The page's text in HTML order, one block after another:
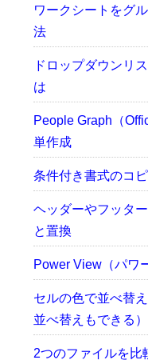
ワークシートをグ
法
ドロップダウンリ
は
People Graph（
単作成
条件付き書式のコ
ヘッダーやフッタ
と置換
Power View（パワ
セルの色で並べ替
並べ替えもできる）
2つのファイルを比